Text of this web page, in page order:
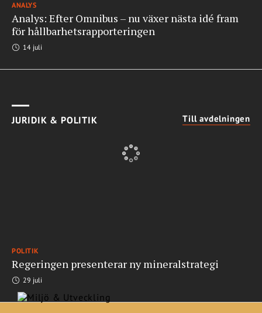
ANALYS
Analys: Efter Omnibus – nu växer nästa idé fram
för hållbarhetsrapporteringen
14 juli
JURIDIK & POLITIK Till avdelningen
POLITIK
Regeringen presenterar ny mineralstrategi
29 juli